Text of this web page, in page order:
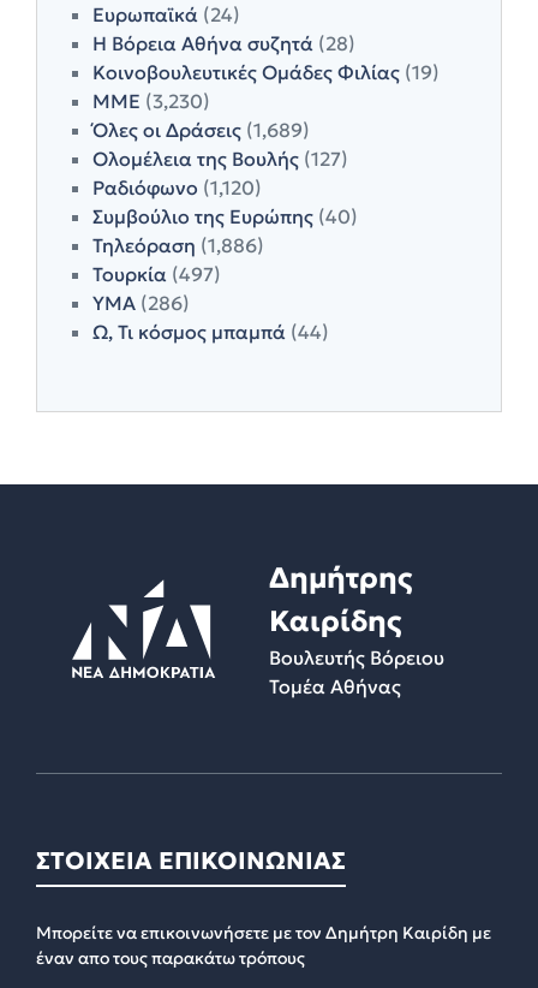
Ευρωπαϊκά (24)
Η Βόρεια Αθήνα συζητά (28)
Κοινοβουλευτικές Ομάδες Φιλίας (19)
ΜΜΕ (3,230)
Όλες οι Δράσεις (1,689)
Ολομέλεια της Βουλής (127)
Ραδιόφωνο (1,120)
Συμβούλιο της Ευρώπης (40)
Τηλεόραση (1,886)
Τουρκία (497)
ΥΜΑ (286)
Ω, Τι κόσμος μπαμπά (44)
Δημήτρης
Καιρίδης
Βουλευτής Βόρειου
Τομέα Αθήνας
ΣΤΟΙΧΕΙΑ ΕΠΙΚΟΙΝΩΝΙΑΣ
Μπορείτε να επικοινωνήσετε με τον Δημήτρη Καιρίδη με
έναν απο τους παρακάτω τρόπους